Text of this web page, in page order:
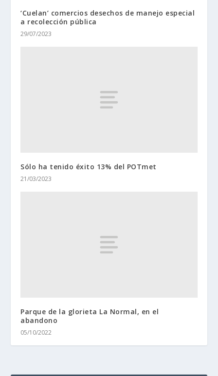
‘Cuelan’ comercios desechos de manejo especial
a recolección pública
29/07/2023
Sólo ha tenido éxito 13% del POTmet
21/03/2023
Parque de la glorieta La Normal, en el
abandono
05/10/2022